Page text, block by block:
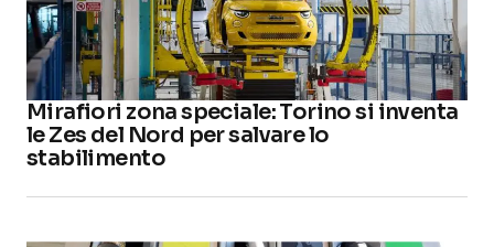
Mirafiori zona speciale: Torino si inventa
le Zes del Nord per salvare lo
stabilimento